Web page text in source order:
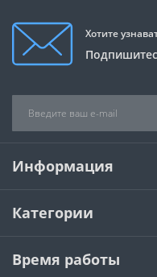
Хотите
Информация
Категории
Время работы